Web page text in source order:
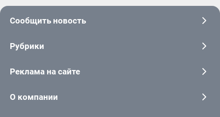
Сообщить новость
Рубрики
Реклама на сайте
О компании